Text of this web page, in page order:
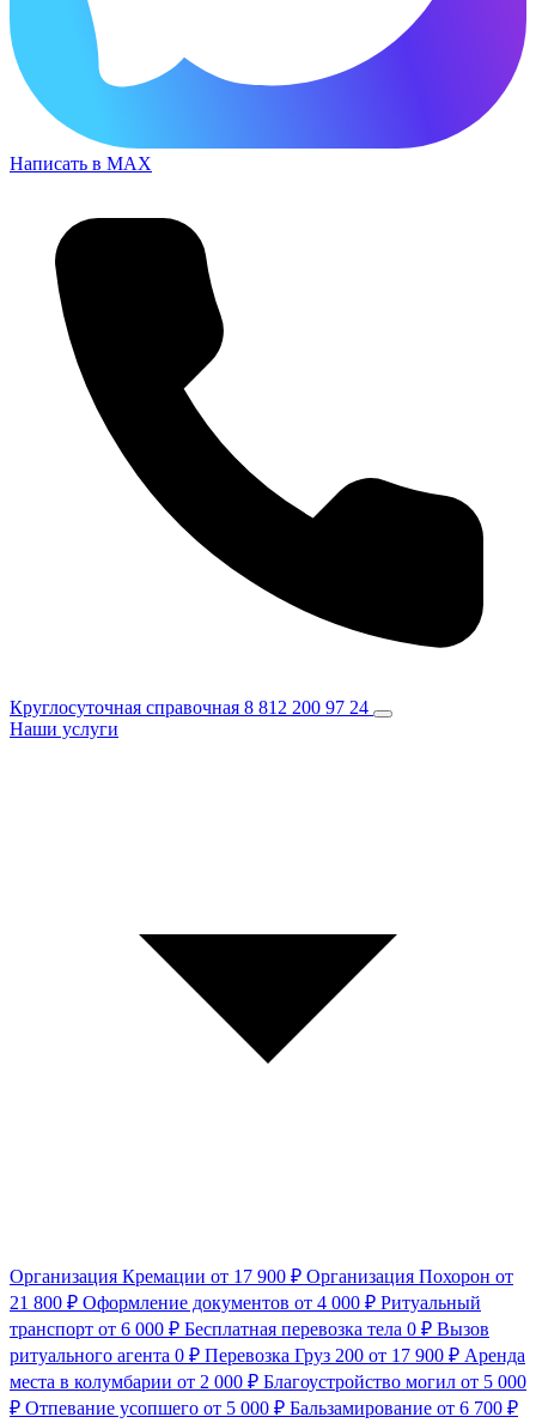
Написать в MAX
Круглосуточная справочная 8 812 200 97 24
Наши услуги
Организация Кремации от 17 900 ₽ Организация Похорон от
21 800 ₽ Оформление документов от 4 000 ₽ Ритуальный
транспорт от 6 000 ₽ Бесплатная перевозка тела 0 ₽ Вызов
ритуального агента 0 ₽ Перевозка Груз 200 от 17 900 ₽ Аренда
места в колумбарии от 2 000 ₽ Благоустройство могил от 5 000
₽ Отпевание усопшего от 5 000 ₽ Бальзамирование от 6 700 ₽